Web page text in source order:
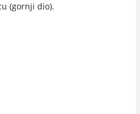
(gornji dio).